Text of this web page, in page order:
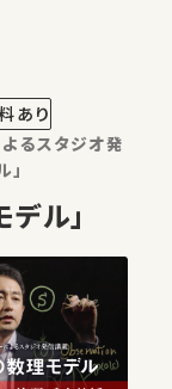
せん。 …
あり
るスタジオ発
ル」